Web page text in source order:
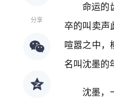
分享
命运的
卒的叫卖声
喧嚣之中，
名叫沈墨的
沈墨，